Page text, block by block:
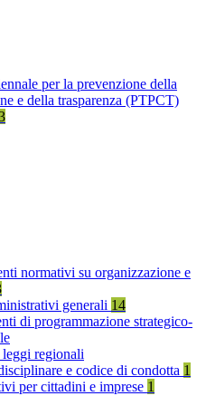
per la prevenzione della
e della trasparenza (PTPCT)
normativi su organizzazione e
generali 14
di programmazione strategico-
leggi regionali
e codice di condotta 1
per cittadini e imprese 1